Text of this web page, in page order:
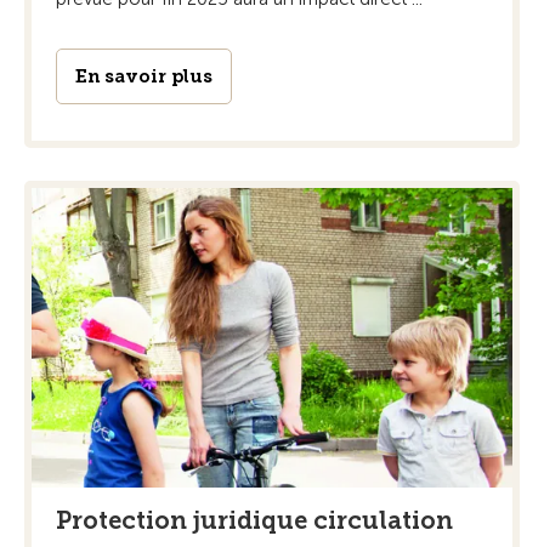
En savoir plus
Protection juridique circulation